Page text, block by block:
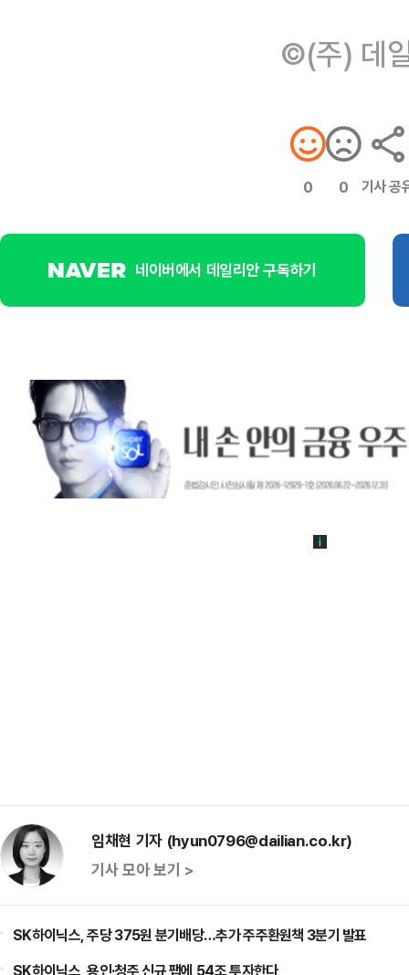
©(주) 데
0 0 기사 공
네이버에서 데일리안 구독하기
임채현 기자 (hyun0796@dailian.co.kr)
기사 모아 보기 >
SK하이닉스, 주당 375원 분기배당…추가 주주환원책 3분기 발표
SK하이닉스, 용인·청주 신규 팹에 54조 투자한다